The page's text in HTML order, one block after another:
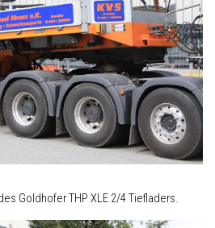
Goldhofer THP XLE 2/4 Tiefladers.